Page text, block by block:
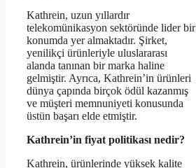
Kathrein, uzun yıllardır
telekomünikasyon sektöründe lider bir
konumda yer almaktadır. Şirket,
yenilikçi ürünleriyle uluslararası
alanda tanınan bir marka haline
gelmiştir. Ayrıca, Kathrein’in ürünleri
dünya çapında birçok ödül kazanmış
ve müşteri memnuniyeti konusunda
üstün başarı elde etmiştir.
Kathrein’in fiyat politikası nedir?
Kathrein, ürünlerinde yüksek kalite